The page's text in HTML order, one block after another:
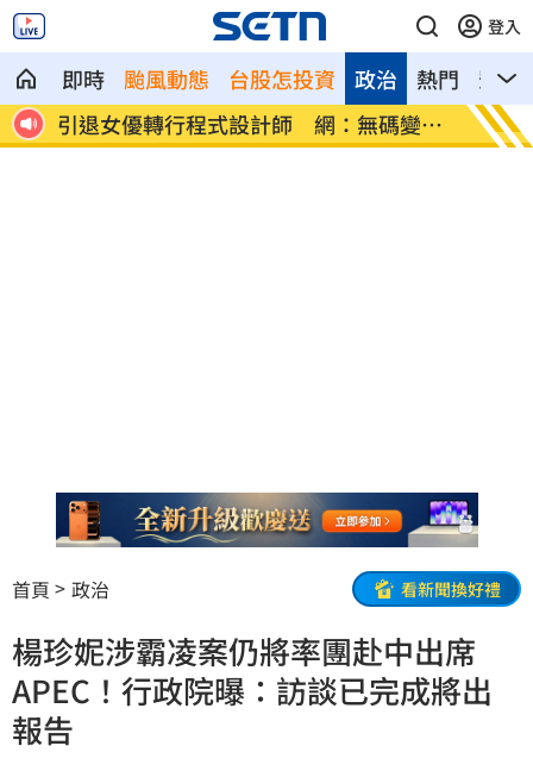
登入
即時 颱風動態 台股怎投資 熱門 影音
政治
交
引退女優轉行程式設計師 網：無碼變寫
碼
新制
合
首頁 政治 看新聞換好禮
楊珍妮涉霸凌案仍將率團赴中出席
APEC！行政院曝：訪談已完成將出
報告